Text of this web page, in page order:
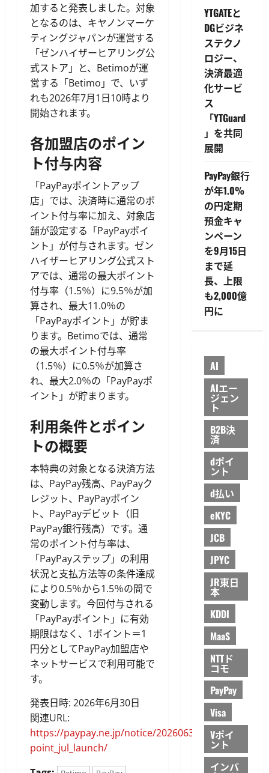
加すると発表しました。対象
となるのは、キヤノンマーケ
ティングジャパンが運営する
「ゼンハイザーヒアリング公
式ストア」と、Betimoが運
営する「Betimo」で、いず
れも2026年7月1日10時より
開始されます。
各加盟店のポイン
ト付与内容
「PayPayポイントアップ
店」では、決済時に通常のポ
イント付与率に加え、対象店
舗が設定する「PayPayポイ
ント」が付与されます。ゼン
ハイザーヒアリング公式スト
アでは、通常の最大ポイント
付与率（1.5％）に9.5％が加
算され、最大11.0％の
「PayPayポイント」が貯ま
ります。Betimoでは、通常
の最大ポイント付与率
（1.5％）に0.5％が加算さ
れ、最大2.0％の「PayPayポ
イント」が貯まります。
利用条件とポイン
トの概要
本特典の対象となる決済方法
は、PayPay残高、PayPayク
レジット、PayPayポイン
ト、PayPayデビット（旧
PayPay銀行残高）です。通
常のポイント付与率は、
「PayPayステップ」の利用
状況と支払方法等の条件達成
により0.5％から1.5％の間で
変動します。今回付与される
「PayPayポイント」に有効
期限はなく、1ポイント＝1
円分としてPayPay加盟店や
ネットサービスで利用可能で
す。
発表日時: 2026年6月30日
関連URL:
https://paypay.ne.jp/notice/20260630/cp-
point_jul_launch/
YTGATEと
DGビジネ
ステクノ
ロジー、
決済最適
化サービ
ス
「YTGuard
」を共同
展開
PayPay銀行
が年1.0%
の円定期
預金キャ
ンペーン
を9月15日
まで延
長、上限
も2,000億
円に
AI
AIエー
ジェン
ト
B2B決
済
dポイ
ント
d払い
eKYC
JCB
JPYC
JR東日
本
KDDI
MaaS
NTTド
コモ
PayPay
Visa
Vポイ
ント
インバ